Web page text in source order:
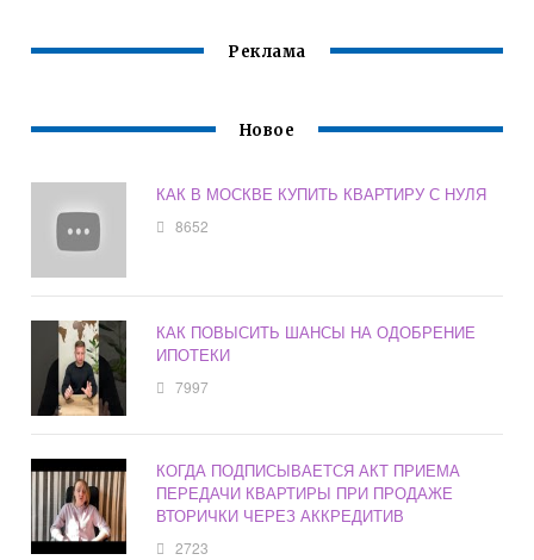
Реклама
Новое
КАК В МОСКВЕ КУПИТЬ КВАРТИРУ С НУЛЯ
8652
КАК ПОВЫСИТЬ ШАНСЫ НА ОДОБРЕНИЕ
ИПОТЕКИ
7997
КОГДА ПОДПИСЫВАЕТСЯ АКТ ПРИЕМА
ПЕРЕДАЧИ КВАРТИРЫ ПРИ ПРОДАЖЕ
ВТОРИЧКИ ЧЕРЕЗ АККРЕДИТИВ
2723